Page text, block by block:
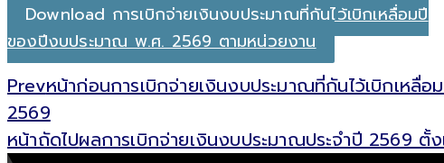
Download การเบิกจ่ายเงินงบประมาณที่กันไว้เบิกเหลื่อมปี
ของปีงบประมาณ พ.ศ. 2569 ตามหน่วยงาน
Prevหน้าก่อนการเบิกจ่ายเงินงบประมาณที่กันไว้เบิกเ
2569
หน้าถัดไปผลการเบิกจ่ายเงินงบประมาณประจำปี 2569